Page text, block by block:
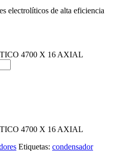
electrolíticos de alta eficiencia
4700 X 16 AXIAL
4700 X 16 AXIAL
Etiquetas: condensador